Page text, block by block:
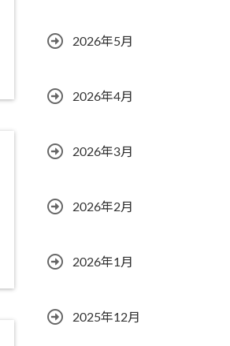
2026年5月
2026年4月
2026年3月
2026年2月
2026年1月
2025年12月